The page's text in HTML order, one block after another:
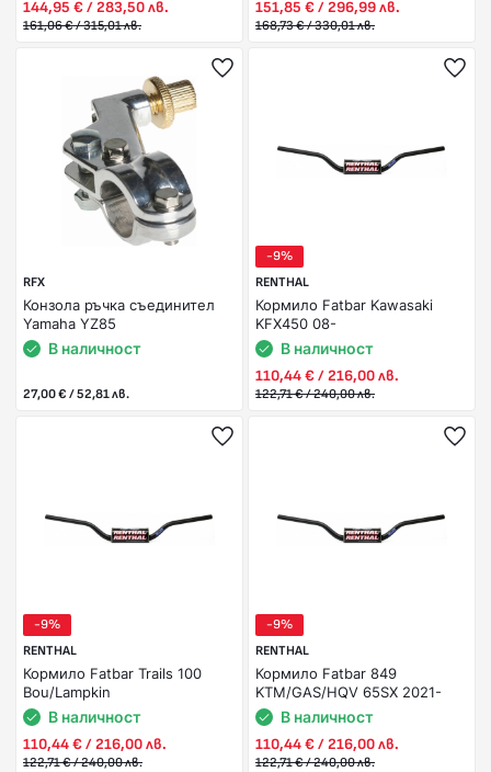
144,95 € / 283,50 лв.
161,06 € / 315,01 лв.
151,85 € / 296,99 лв.
168,73 € / 330,01 лв.
RFX
Конзола ръчка съединител
Yamaha YZ85
В наличност
27,00 € / 52,81 лв.
-9%
RENTHAL
Кормило Fatbar Kawasaki
KFX450 08-
В наличност
110,44 € / 216,00 лв.
122,71 € / 240,00 лв.
-9%
RENTHAL
Кормило Fatbar Trails 100
Bou/Lampkin
В наличност
110,44 € / 216,00 лв.
122,71 € / 240,00 лв.
-9%
RENTHAL
Кормило Fatbar 849
KTM/GAS/HQV 65SX 2021-
В наличност
110,44 € / 216,00 лв.
122,71 € / 240,00 лв.